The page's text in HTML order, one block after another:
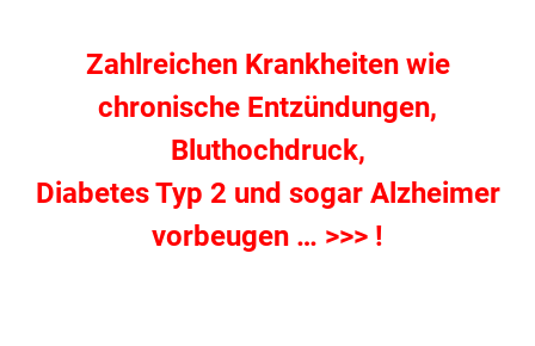
Zahlreichen Krankheiten wie
chronische Entzündungen,
Bluthochdruck,
Diabetes Typ 2 und sogar Alzheimer
vorbeugen … >>> !